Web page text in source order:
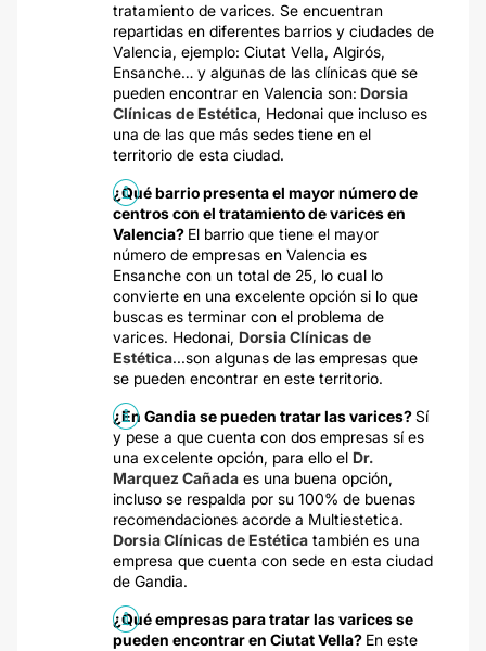
tratamiento de varices. Se encuentran
repartidas en diferentes barrios y ciudades de
Valencia, ejemplo: Ciutat Vella, Algirós,
Ensanche… y algunas de las clínicas que se
pueden encontrar en Valencia son: Dorsia
Clínicas de Estética, Hedonai que incluso es
una de las que más sedes tiene en el
territorio de esta ciudad.
¿Qué barrio presenta el mayor número de
centros con el tratamiento de varices en
Valencia? El barrio que tiene el mayor
número de empresas en Valencia es
Ensanche con un total de 25, lo cual lo
convierte en una excelente opción si lo que
buscas es terminar con el problema de
varices. Hedonai, Dorsia Clínicas de
Estética...son algunas de las empresas que
se pueden encontrar en este territorio.
¿En Gandia se pueden tratar las varices?Sí
y pese a que cuenta con dos empresas sí es
una excelente opción, para ello el Dr.
Marquez Cañada es una buena opción,
incluso se respalda por su 100% de buenas
recomendaciones acorde a Multiestetica.
Dorsia Clínicas de Estética también es una
empresa que cuenta con sede en esta ciudad
de Gandia.
¿Qué empresas para tratar las varices se
pueden encontrar en Ciutat Vella? En este